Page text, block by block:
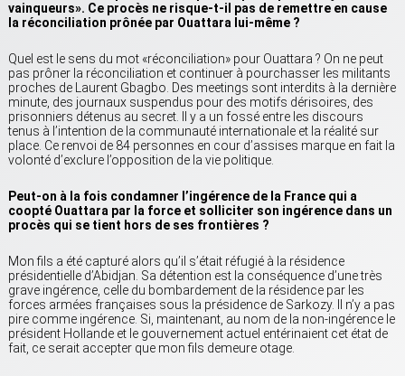
vainqueurs». Ce procès ne risque-t-il pas de remettre en cause
la réconciliation prônée par Ouattara lui-même ?
Quel est le sens du mot «réconciliation» pour Ouattara ? On ne peut
pas prôner la réconciliation et continuer à pourchasser les militants
proches de Laurent Gbagbo. Des meetings sont interdits à la dernière
minute, des journaux suspendus pour des motifs dérisoires, des
prisonniers détenus au secret. Il y a un fossé entre les discours
tenus à l’intention de la communauté internationale et la réalité sur
place. Ce renvoi de 84 personnes en cour d’assises marque en fait la
volonté d’exclure l’opposition de la vie politique.
Peut-on à la fois condamner l’ingérence de la France qui a
coopté Ouattara par la force et solliciter son ingérence dans un
procès qui se tient hors de ses frontières ?
Mon fils a été capturé alors qu’il s’était réfugié à la résidence
présidentielle d’Abidjan. Sa détention est la conséquence d’une très
grave ingérence, celle du bombardement de la résidence par les
forces armées françaises sous la présidence de Sarkozy. Il n’y a pas
pire comme ingérence. Si, maintenant, au nom de la non-ingérence le
président Hollande et le gouvernement actuel entérinaient cet état de
fait, ce serait accepter que mon fils demeure otage.